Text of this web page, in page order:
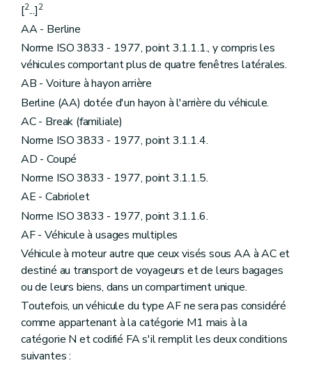
Annexe 1
Annexe 2
Annexe 3
Annexe 4
Annexe 5
Annexe 6
Annexe 8
Annexe 9
Annexe 10
Annexe 11
Annexe 12
Annexe 14
[2...]2
AA - Berline
Norme ISO 3833 - 1977, point 3.1.1.1., y compris les
véhicules comportant plus de quatre fenêtres latérales.
AB - Voiture à hayon arrière
Berline (AA) dotée d'un hayon à l'arrière du véhicule.
AC - Break (familiale)
Norme ISO 3833 - 1977, point 3.1.1.4.
AD - Coupé
Norme ISO 3833 - 1977, point 3.1.1.5.
AE - Cabriolet
Norme ISO 3833 - 1977, point 3.1.1.6.
AF - Véhicule à usages multiples
Véhicule à moteur autre que ceux visés sous AA à AC et
destiné au transport de voyageurs et de leurs bagages
ou de leurs biens, dans un compartiment unique.
Toutefois, un véhicule du type AF ne sera pas considéré
comme appartenant à la catégorie M1 mais à la
catégorie N et codifié FA s'il remplit les deux conditions
suivantes :